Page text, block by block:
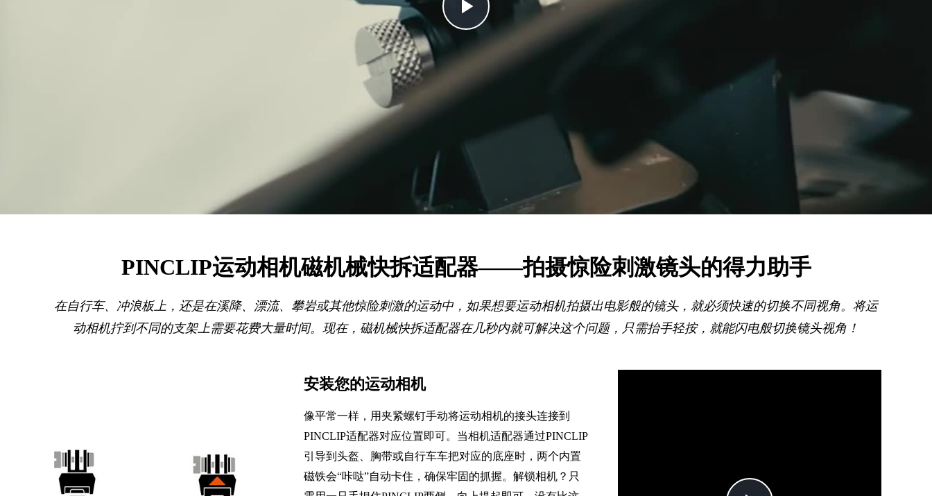
Play
Video
PINCLIP运动相机磁机械快拆适配器——拍摄惊险刺激镜头的得力助手
在自行车、冲浪板上，还是在溪降、漂流、攀岩或其他惊险刺激的运动中，如果想要运动相机拍摄出电影般的镜头，就必须快速的切换不同视角。将运
动相机拧到不同的支架上需要花费大量时间。现在，磁机械快拆适配器在几秒内就可解决这个问题，只需抬手轻按，就能闪电般切换镜头视角！
安装您的运动相机
像平常一样，用夹紧螺钉手动将运动相机的接头连接到
PINCLIP适配器对应位置即可。当相机适配器通过PINCLIP
引导到头盔、胸带或自行车车把对应的底座时，两个内置
磁铁会“咔哒”自动卡住，确保牢固的抓握。解锁相机？只